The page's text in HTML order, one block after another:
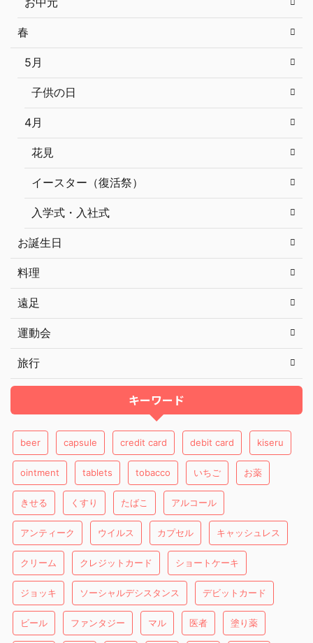
春
5月
子供の日
4月
花見
イースター（復活祭）
入学式・入社式
お誕生日
料理
遠足
運動会
旅行
キーワード
beer capsule credit card debit card kiseru
ointment tablets tobacco いちご お薬
きせる くすり たばこ アルコール
アンティーク ウイルス カプセル キャッシュレス
クリーム クレジットカード ショートケーキ
ジョッキ ソーシャルデシスタンス デビットカード
ビール ファンタジー マル 医者 塗り薬